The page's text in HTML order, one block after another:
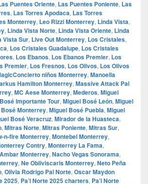
Puentes Oriente, Las Puentes Poniente, Las
, Las Torres Apodaca, Las Torres
Monterrey, Leo Rizzi Monterrey, Linda Vista,
, Linda Vista Norte, Linda Vista Oriente, Linda
Vista Sur, Live Out Monterrey, Los Cristales,
, Los Cristales Guadalupe, Los Cristales
, Los Ebanos, Los Ebanos Premier, Los
Premier, Los Fresnos, Los Olivos, Los Olivos
niños Monterrey, Manoella
Hamilton Monterrey, Massive Attack Pal
, MC Aese Monterrey, Mederos, Miguel
Importante Tour, Miguel Bosé León, Miguel
Monterrey, Miguel Bosé Puebla, Miguel
Bosé Veracruz, Mirador de la Huasteca,
, Mitras Norte, Mitras Poniente, Mitras Sur,
n-fire Monterrey, Montebel Monterrey,
Contry, Monterrey La Fama,
Monterrey, Nacho Vegas Sonorama,
, Ne Obliviscaris Monterrey, Neto Peña
, Olivia Rodrigo Pal Norte, Oscar Maydon
2025, Pa’l Norte 2025 charters, Pa’l Norte